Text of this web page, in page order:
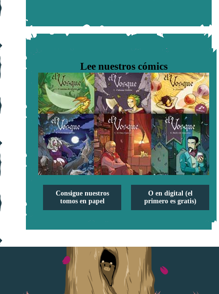
Lee nuestros cómics
Consigue nuestros
tomos en papel
O en digital (el
primero es gratis)